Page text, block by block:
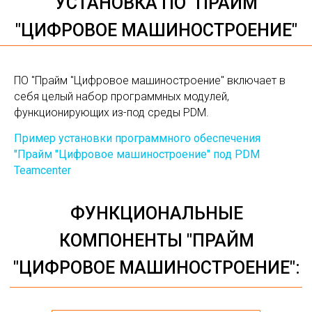
ПО "Прайм "Цифровое машиностроение" включает в
себя целый набор программных модулей,
функционирующих из-под среды PDM.
Пример установки программного обеспечения
"Прайм "Цифровое машиностроение" под PDM
Teamcenter
ИНСТРУКЦИЯ "ПРАЙМ
"ЦИФРОВОЕ МАШИНОСТРОЕНИЕ":